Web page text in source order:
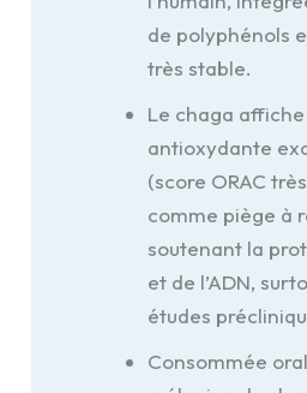
de polyphénols
très stable.
Le chaga
antioxydante
(score ORAC
comme piège à
soutenant la
et de l’ADN,
études
Consommée